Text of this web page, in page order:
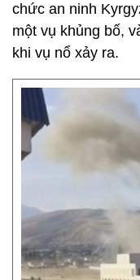
chức an ninh
một vụ khủng bố,
khi vụ nổ xảy ra.